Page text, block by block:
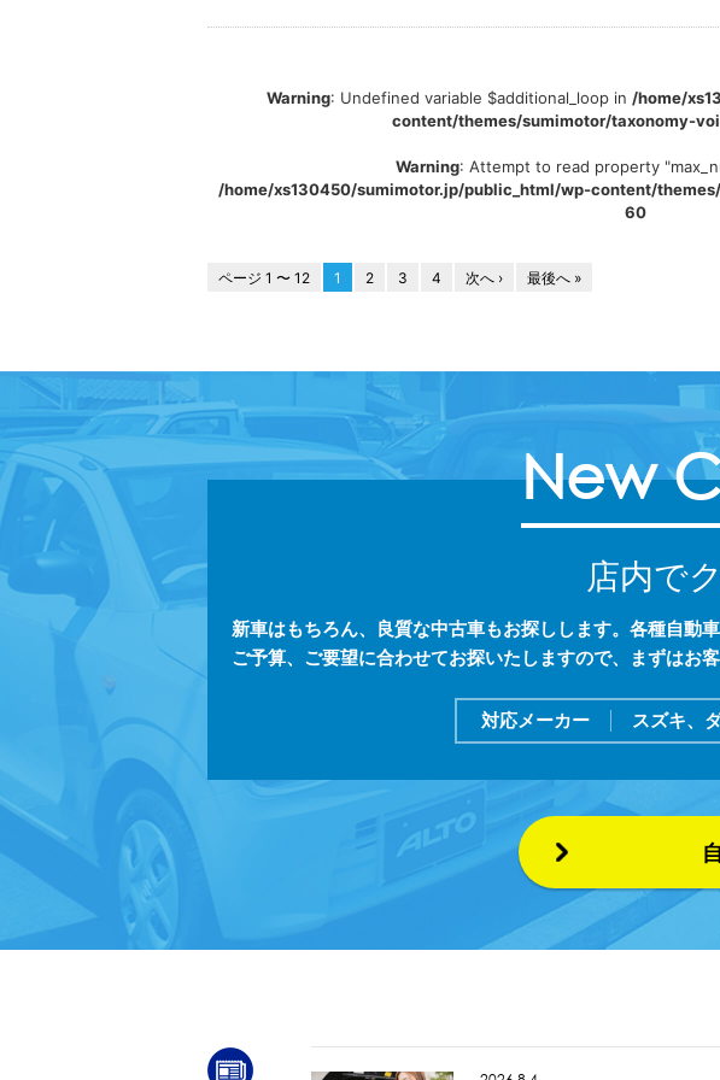
Warning: Undefined variable $additional_loop in /home/
content/themes/sumimotor/taxonomy-
Warning: Attempt to read property
/home/xs130450/sumimotor.jp/public_html/wp-content/
60
ページ 1 〜 12 1 2 3 4 次へ › 最後へ »
New
店内で
新車はもちろん、良質な中古車もお探しします。各種自動
ご予算、ご要望に合わせてお探いたしますので、まずはお
対応メーカー スズキ、